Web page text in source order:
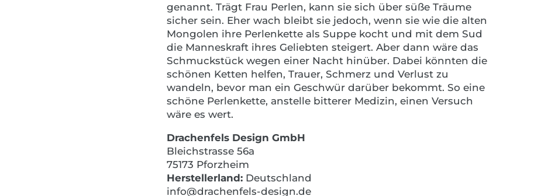
genannt. Trägt Frau Perlen, kann sie sich über süße Träume
sicher sein. Eher wach bleibt sie jedoch, wenn sie wie die alten
Mongolen ihre Perlenkette als Suppe kocht und mit dem Sud
die Manneskraft ihres Geliebten steigert. Aber dann wäre das
Schmuckstück wegen einer Nacht hinüber. Dabei könnten die
schönen Ketten helfen, Trauer, Schmerz und Verlust zu
wandeln, bevor man ein Geschwür darüber bekommt. So eine
schöne Perlenkette, anstelle bitterer Medizin, einen Versuch
wäre es wert.
Drachenfels Design GmbH
Bleichstrasse 56a
75173 Pforzheim
Herstellerland: Deutschland
info@drachenfels-design.de